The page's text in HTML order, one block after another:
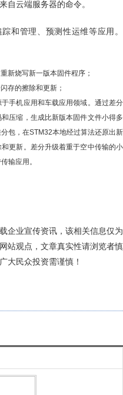
自云端服务器的命令。
和管理、预测性运维等应用。
新烧写新一版本固件程序；
存的擦除和更新；
手机应用和车载应用领域。通过差分
压缩，生成比新版本固件文件小得多
包，在STM32本地经过算法还原出新
更新。差分升级着重于空中传输的小
输应用。
企业宣传资讯，该相关信息仅为
站观点，文章真实性请浏览者慎
大民众投资需谨慎！